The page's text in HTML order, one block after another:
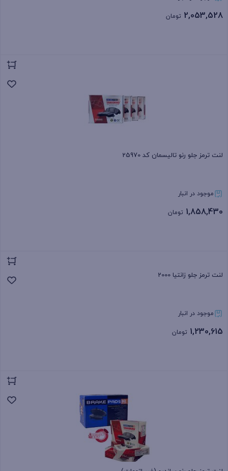
2,053,528 تومان
لنت ترمز جلو رنو تالیسمان کد 25970
موجود در انبار
1,858,430 تومان
لنت ترمز جلو زانتیا 2000
موجود در انبار
1,230,615 تومان